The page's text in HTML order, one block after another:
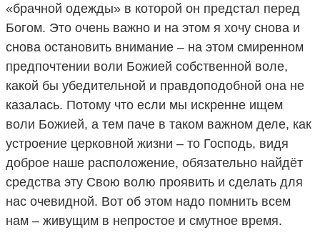
«брачной одежды» в которой он предстал перед
Богом. Это очень важно и на этом я хочу снова и
снова остановить внимание – на этом смиренном
предпочтении воли Божией собственной воле,
какой бы убедительной и правдоподобной она не
казалась. Потому что если мы искренне ищем
воли Божией, а тем паче в таком важном деле, как
устроение церковной жизни – то Господь, видя
доброе наше расположение, обязательно найдёт
средства эту Свою волю проявить и сделать для
нас очевидной. Вот об этом надо помнить всем
нам – живущим в непростое и смутное время.